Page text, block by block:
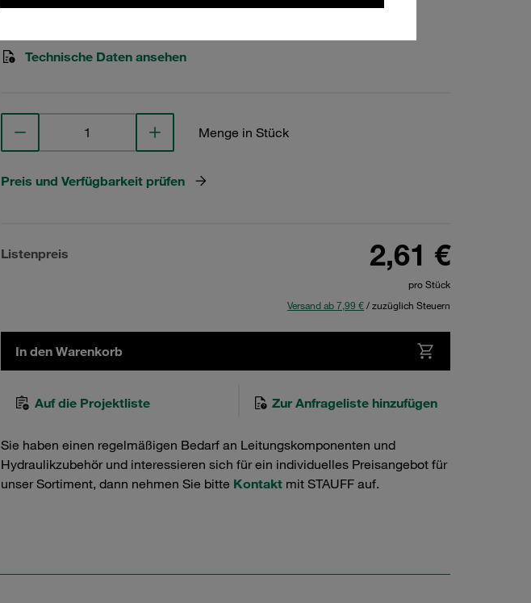
Technische Daten ansehen
Menge in Stück
Preis und Verfügbarkeit prüfen
Listenpreis 2,61 €
pro Stück
Versand ab 7,99 €/ zuzüglich Steuern
In den Warenkorb
Auf die Projektliste Zur Anfrageliste hinzufügen
Sie haben einen regelmäßigen Bedarf an Leitungskomponenten und
Hydraulikzubehör und interessieren sich für ein individuelles Preisangebot für
unser Sortiment, dann nehmen Sie bitte Kontakt mit STAUFF auf.